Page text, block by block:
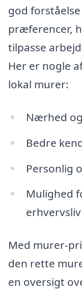
god
præferencer,
tilpasse
Her er nogle
lokal murer:
Nærhed
Bedre
Personlig
Mulighed
erhvervsliv
Med murer-
den rette
en oversigt